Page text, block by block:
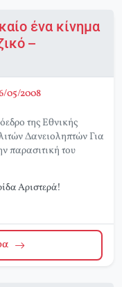
ένα κίνημα
–
05/2008
της Εθνικής
Δανειοληπτών Για
παρασιτική του
Αριστερά!